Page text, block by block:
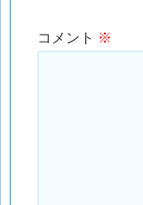
コメント ※